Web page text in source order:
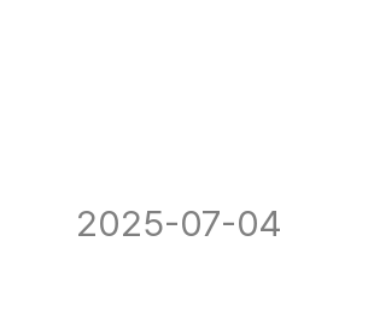
2025-07-04